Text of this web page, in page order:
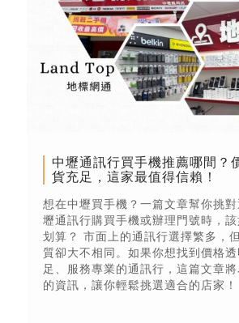
中壢通訊行買手機推薦哪間？
貨充足，這家最值得信賴！
想在中壢買手機？一篇文章幫你挑
壢通訊行購買手機或辦理門號時，
划算？ 市面上的通訊行選擇繁多，
質卻大不相同。如果你想找到價格
足、服務專業的通訊行，這篇文章
的資訊，讓你輕鬆挑選適合的店家！